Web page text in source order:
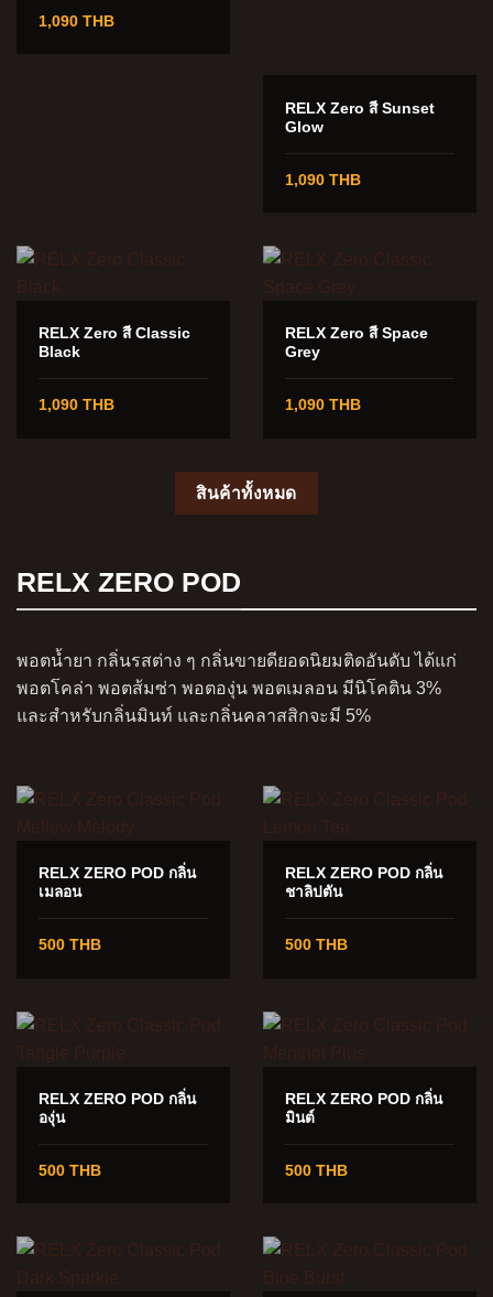
1,090 THB
RELX Zero สี Sunset
Glow
1,090 THB
RELX Zero สี Classic
Black
1,090 THB
RELX Zero สี Space
Grey
1,090 THB
สินค้าทั้งหมด
RELX ZERO POD
พอตน้ำยา กลิ่นรสต่าง ๆ กลิ่นขายดียอดนิยมติดอันดับ ได้แก่
พอตโคล่า พอตส้มซ่า พอตองุ่น พอตเมลอน มีนิโคติน 3%
และสำหรับกลิ่นมินท์ และกลิ่นคลาสสิกจะมี 5%
RELX ZERO POD กลิ่น
เมลอน
500 THB
RELX ZERO POD กลิ่น
ชาลิปตัน
500 THB
RELX ZERO POD กลิ่น
องุ่น
500 THB
RELX ZERO POD กลิ่น
มินต์
500 THB